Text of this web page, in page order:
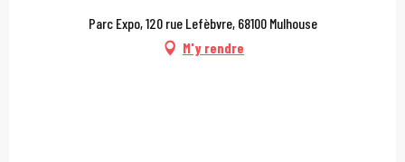
Parc Expo, 120 rue Lefèbvre, 68100 Mulhouse
M'y rendre